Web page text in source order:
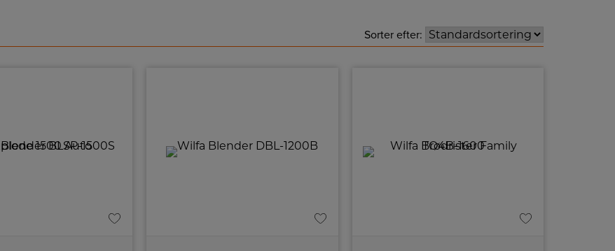
Sorter efter: